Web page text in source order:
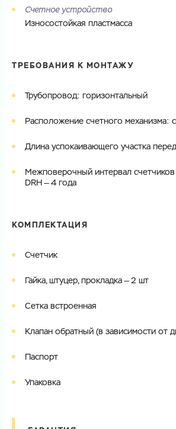
Счетное устройство
Износостойкая пластмасса
ТРЕБОВАНИЯ К МОНТАЖУ
Трубопровод: горизонтальный
Расположение счетного механизма:
Длина успокаивающего участка
Межповерочный интервал счетчиков
DRH — 4 года
КОМПЛЕКТАЦИЯ
Счетчик
Гайка, штуцер, прокладка — 2 шт
Сетка встроенная
Клапан обратный (в зависимости от
Паспорт
Упаковка